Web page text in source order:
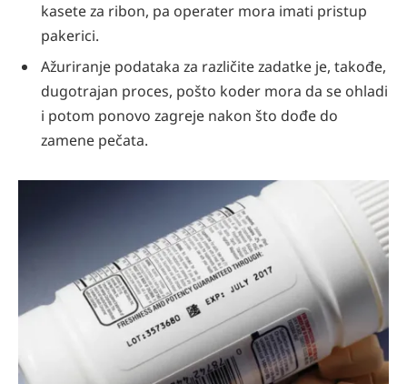
kasete za ribon, pa operater mora imati pristup
pakerici.
Ažuriranje podataka za različite zadatke je, takođe,
dugotrajan proces, pošto koder mora da se ohladi
i potom ponovo zagreje nakon što dođe do
zamene pečata.